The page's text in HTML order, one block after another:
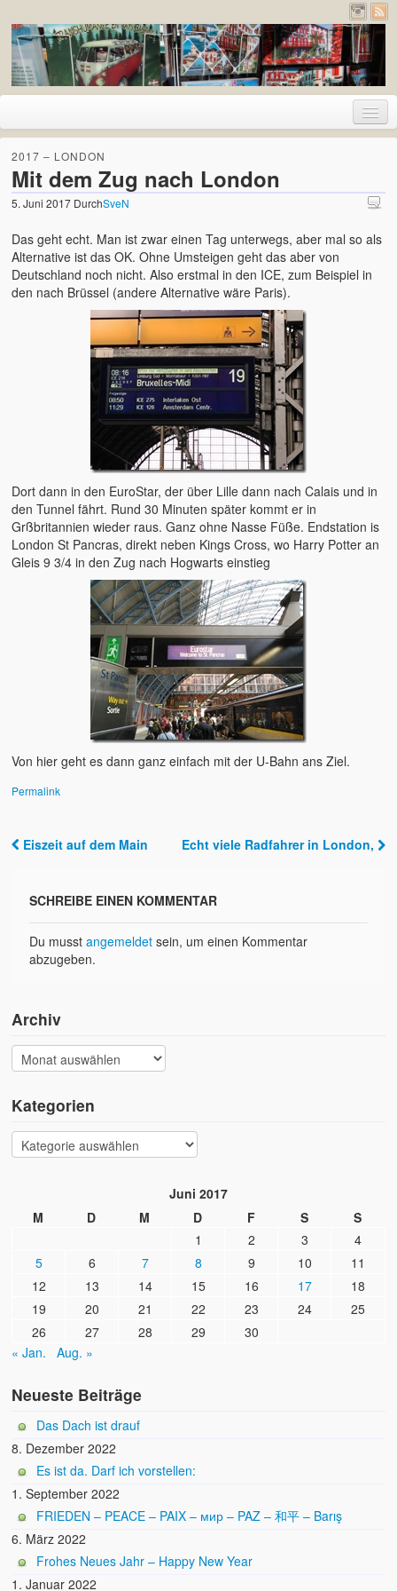
Home
Urlaub
2026 – Pyrenäen (Frankreich und Spanien)
2020 – Deutschland
2019 – Island
2017 – Holland
2017 – London
2016 – Deutschland
2015 – Deutschland
2014 – Frankreich
2012 – Dänemark
2011 – Australien
2008 – Australien
Der tägliche Wahnisnn
sven-w.de
copyright
contact me
2017 – LONDON
Mit dem Zug nach London
5. Juni 2017 DurchSveN
Das geht echt. Man ist zwar einen Tag unterwegs, aber mal so als
Alternative ist das OK. Ohne Umsteigen geht das aber von
Deutschland noch nicht. Also erstmal in den ICE, zum Beispiel in
den nach Brüssel (andere Alternative wäre Paris).
Dort dann in den EuroStar, der über Lille dann nach Calais und in
den Tunnel fährt. Rund 30 Minuten später kommt er in
Grßbritannien wieder raus. Ganz ohne Nasse Füße. Endstation is
London St Pancras, direkt neben Kings Cross, wo Harry Potter an
Gleis 9 3/4 in den Zug nach Hogwarts einstieg
Von hier geht es dann ganz einfach mit der U-Bahn ans Ziel.
Permalink
Eiszeit auf dem Main Echt viele Radfahrer in London,
SCHREIBE EINEN KOMMENTAR
Du musstangemeldet sein, um einen Kommentar
abzugeben.
Archiv
Kategorien
Juni 2017
M
D M D F S
S
1
2 3
4
5
6 7 8 9 10
11
12
13 14 15 16 17
18
19
20 21 22 23 24
25
26
27 28 29
30
« Jan.
Aug. »
Neueste Beiträge
Das Dach ist drauf
8. Dezember 2022
Es ist da. Darf ich vorstellen:
1. September 2022
FRIEDEN – PEACE – PAIX – мир – PAZ – 和平 – Barış
6. März 2022
Frohes Neues Jahr – Happy New Year
1. Januar 2022